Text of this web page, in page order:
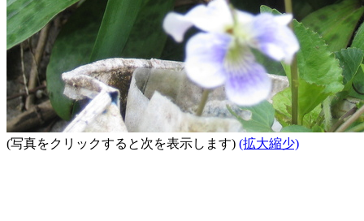
(写真をクリックすると次を表示します) (拡大縮少)